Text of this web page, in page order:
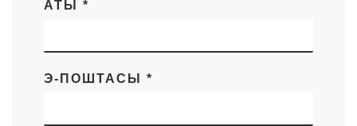
АТЫ *
Э-ПОШТАСЫ *